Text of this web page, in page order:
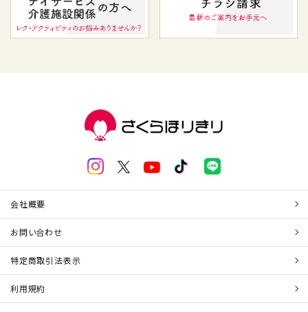
会社概要
お問い合わせ
特定商取引法表示
利用規約